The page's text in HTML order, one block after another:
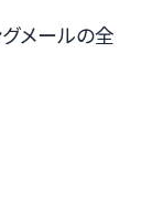
メールの全